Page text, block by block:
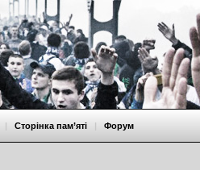
| Сторінка пам’яті | Форум